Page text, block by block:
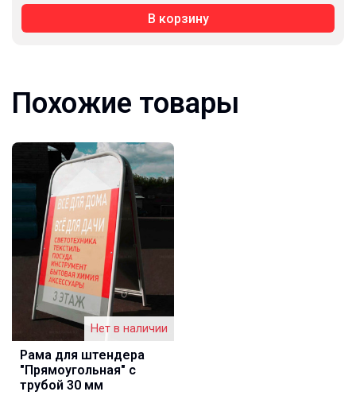
В корзину
Похожие товары
Нет в наличии
Рама для штендера
"Прямоугольная" с
трубой 30 мм